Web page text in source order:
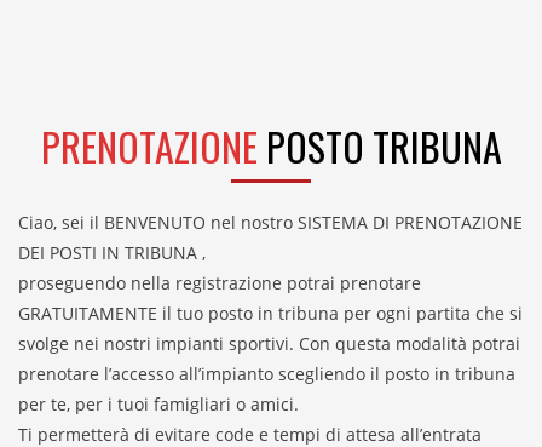
PRENOTAZIONE POSTO TRIBUNA
Ciao, sei il BENVENUTO nel nostro SISTEMA DI PRENOTAZIONE
DEI POSTI IN TRIBUNA ,
proseguendo nella registrazione potrai prenotare
GRATUITAMENTE il tuo posto in tribuna per ogni partita che si
svolge nei nostri impianti sportivi. Con questa modalità potrai
prenotare l’accesso all’impianto scegliendo il posto in tribuna
per te, per i tuoi famigliari o amici.
Ti permetterà di evitare code e tempi di attesa all’entrata